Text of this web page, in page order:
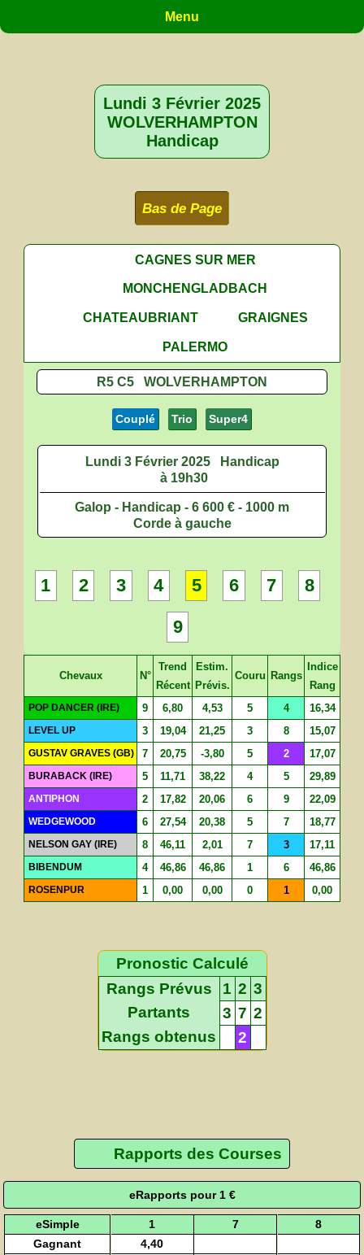
Menu
Lundi 3 Février 2025
WOLVERHAMPTON
Handicap
Bas de Page
CAGNES SUR MER
MONCHENGLADBACH
CHATEAUBRIANT
GRAIGNES
PALERMO
R5 C5 WOLVERHAMPTON
Couplé Trio Super4
Lundi 3 Février 2025
Handicap
à 19h30
Galop - Handicap - 6 600 € - 1000 m
Corde à gauche
1 2 3 4 5 6 7 8
9
Chevaux N°
Trend
Récent
Estim.
Prévis.
Couru Rangs
Indice
Rang
POP DANCER (IRE) 9 6,80 4,53 5 4 16,34
LEVEL UP 3 19,04 21,25 3 8 15,07
GUSTAV GRAVES (GB) 7 20,75 -3,80 5 2 17,07
BURABACK (IRE) 5 11,71 38,22 4 5 29,89
ANTIPHON 2 17,82 20,06 6 9 22,09
WEDGEWOOD 6 27,54 20,38 5 7 18,77
NELSON GAY (IRE) 8 46,11 2,01 7 3 17,11
BIBENDUM 4 46,86 46,86 1 6 46,86
ROSENPUR 1 0,00 0,00 0 1 0,00
Pronostic Calculé
Rangs Prévus
1 2 3
Partants
3 7 2
Rangs obtenus
2
Rapports des Courses
eRapports pour 1 €
eSimple 1 7
8
Gagnant
4,40